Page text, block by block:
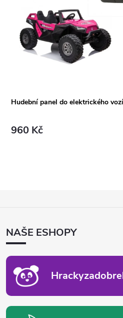
Hudební panel do elektrického
960 Kč
ANAŠE ESHOPY